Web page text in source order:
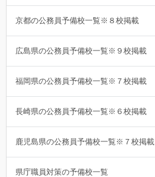
京都の公務員予備校一覧※８校掲載
広島県の公務員予備校一覧※９校掲載
福岡県の公務員予備校一覧※７校掲載
長崎県の公務員予備校一覧※６校掲載
鹿児島県の公務員予備校一覧※７校掲載
県庁職員対策の予備校一覧